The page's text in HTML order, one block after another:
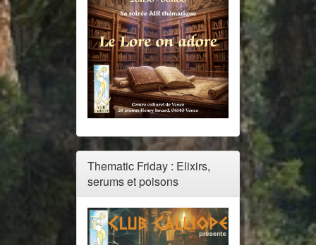
Thematic Friday : Elixirs,
serums et poisons